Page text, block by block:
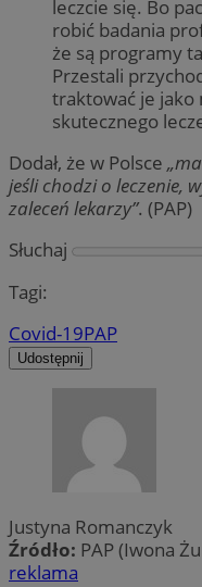
leczcie się. Bo
robić badania
że są programy
Przestali
traktować je jako
skutecznego
Dodał, że w Polsce
jeśli chodzi o leczenie,
zaleceń lekarzy”. (PAP)
Słuchaj
Tagi:
Covid-19PAP
Udostępnij
Justyna Romanczyk
Źródło: PAP (Iwona
reklama